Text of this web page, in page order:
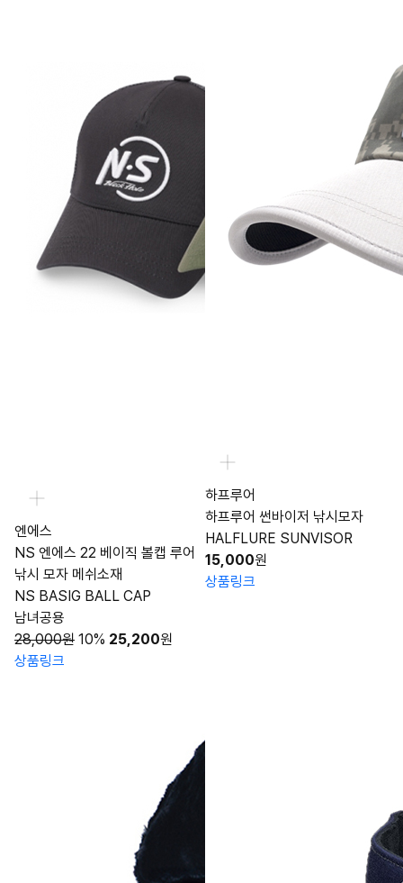
엔에스
NS 엔에스 22 베이직 볼캡 루어
낚시 모자 메쉬소재
NS BASIG BALL CAP
남녀공용
28,000원 10% 25,200원
상품링크
하프루어
하프루어 썬바이저 낚시모자
HALFLURE SUNVISOR
15,000원
상품링크